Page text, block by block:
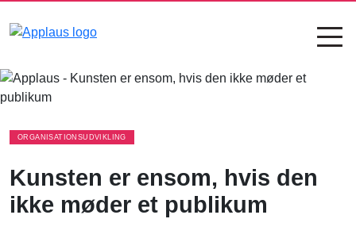
ORGANISATIONSUDVIKLING
Kunsten er ensom, hvis den
ikke møder et publikum